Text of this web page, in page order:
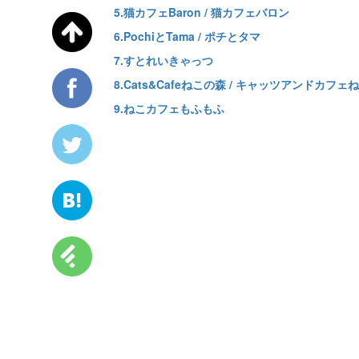
5.猫カフェBaron / 猫カフェバロン
6.PochiとTama / ポチとタマ
7.すとれいきゃっつ
8.Cats&Cafeねこの森 / キャッツアンドカフェ
9.ねこカフェもふもふ